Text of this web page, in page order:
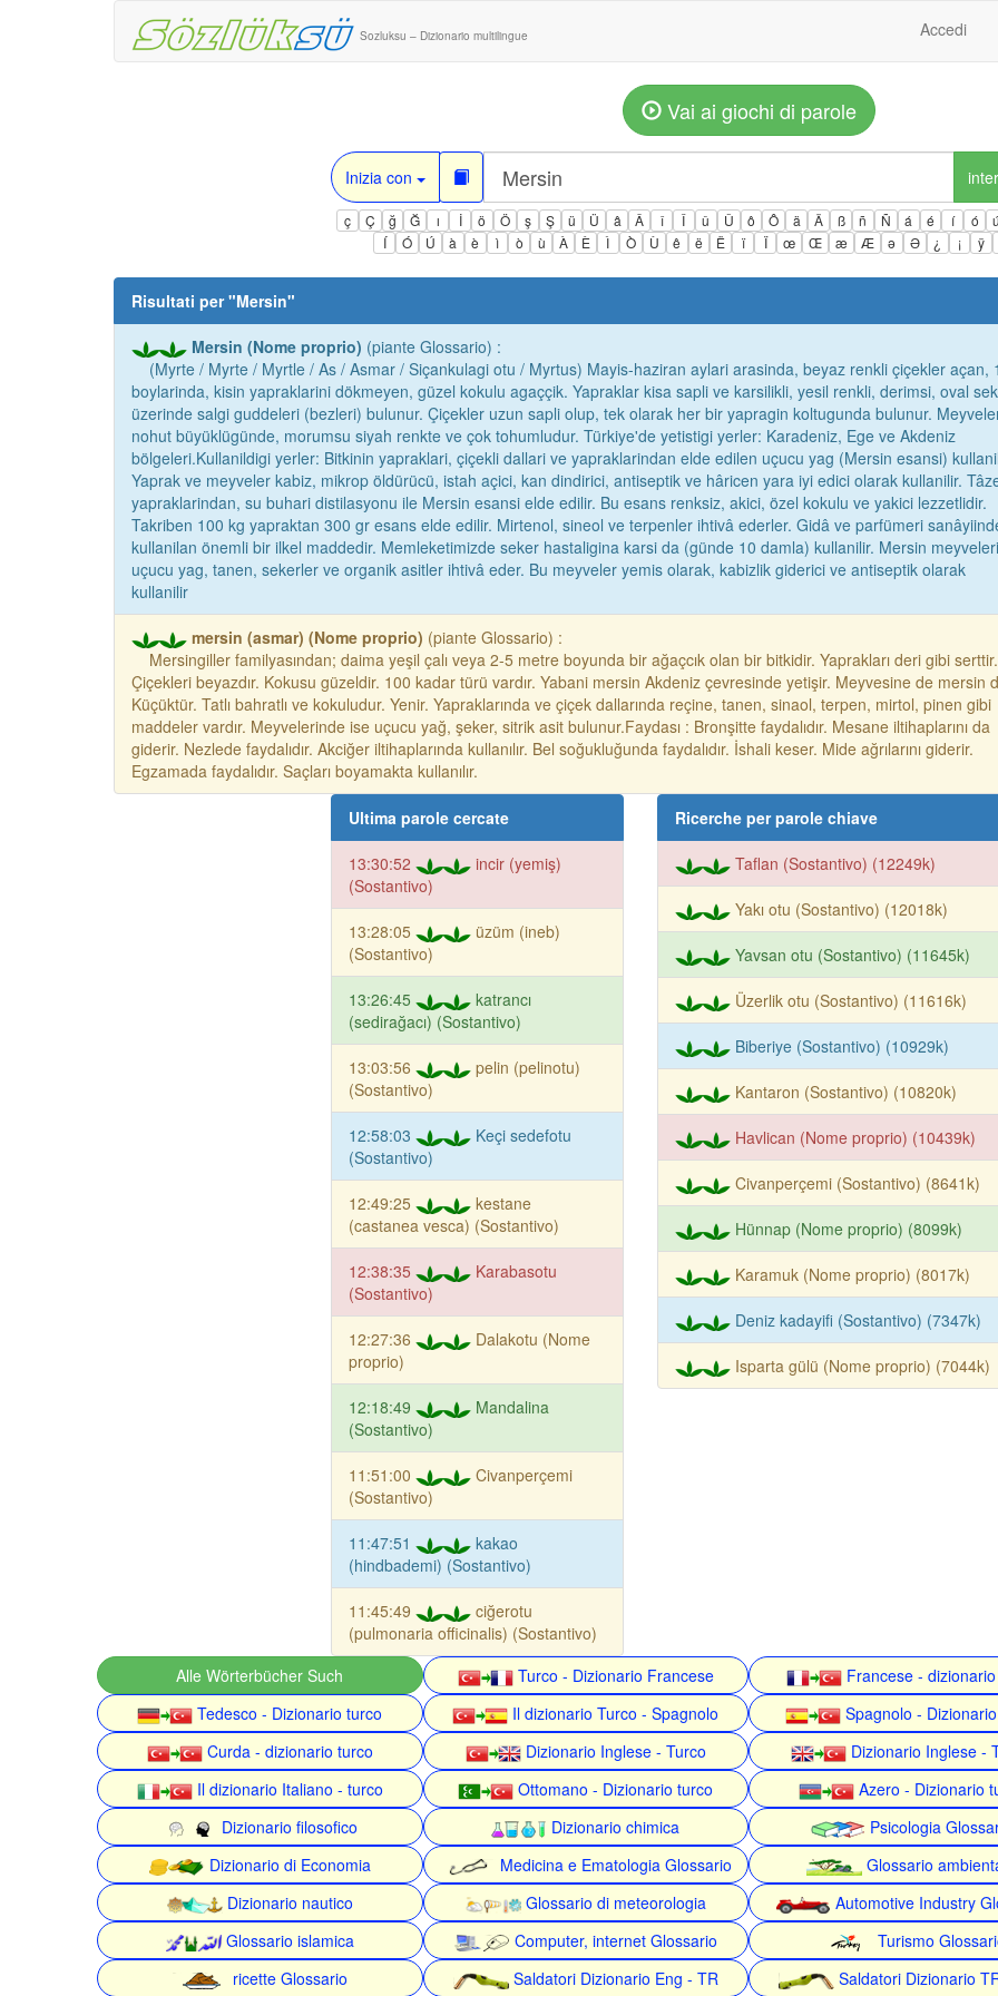
Sozluksu – Dizionario multilingue Accedi
Vai ai giochi di parole
Inizia con
ç Ç ğ Ğ ı İ ö Ö ş Ş ü Ü â Â î Î û Û ô Ô ä Ä ß ñ Ñ á é í ó ú
Í
Ó Ú à è ì ò ù À È Ì Ò Ù ê ë Ë ï Ï œ Œ æ Æ ə Ə ¿ ¡ ÿ
Risultati per "Mersin"
Mersin (Nome proprio) (piante Glossario) :
(Myrte / Myrte / Myrtle / As / Asmar / Siçankulagi otu / Myrtus) Mayis-haziran aylari arasinda, beyaz renkli çiçekler açan,
boylarinda, kisin yapraklarini dökmeyen, güzel kokulu agaççik. Yapraklar kisa sapli ve karsilikli, yesil renkli, derimsi, oval
üzerinde salgi guddeleri (bezleri) bulunur. Çiçekler uzun sapli olup, tek olarak her bir yapragin koltugunda bulunur.
nohut büyüklügünde, morumsu siyah renkte ve çok tohumludur. Türkiye'de yetistigi yerler: Karadeniz, Ege ve Akdeniz
bölgeleri.Kullanildigi yerler: Bitkinin yapraklari, çiçekli dallari ve yapraklarindan elde edilen uçucu yag (Mersin esansi)
Yaprak ve meyveler kabiz, mikrop öldürücü, istah açici, kan dindirici, antiseptik ve hâricen yara iyi edici olarak kullanilir.
yapraklarindan, su buhari distilasyonu ile Mersin esansi elde edilir. Bu esans renksiz, akici, özel kokulu ve yakici lezzetlidir.
Takriben 100 kg yapraktan 300 gr esans elde edilir. Mirtenol, sineol ve terpenler ihtivâ ederler. Gidâ ve parfümeri
kullanilan önemli bir ilkel maddedir. Memleketimizde seker hastaligina karsi da (günde 10 damla) kullanilir. Mersin meyveleri
uçucu yag, tanen, sekerler ve organik asitler ihtivâ eder. Bu meyveler yemis olarak, kabizlik giderici ve antiseptik olarak
kullanilir
mersin (asmar) (Nome proprio) (piante Glossario) :
Mersingiller familyasından; daima yeşil çalı veya 2-5 metre boyunda bir ağaçcık olan bir bitkidir. Yaprakları deri gibi serttir.
Çiçekleri beyazdır. Kokusu güzeldir. 100 kadar türü vardır. Yabani mersin Akdeniz çevresinde yetişir. Meyvesine de mersin
Küçüktür. Tatlı bahratlı ve kokuludur. Yenir. Yapraklarında ve çiçek dallarında reçine, tanen, sinaol, terpen, mirtol, pinen gibi
maddeler vardır. Meyvelerinde ise uçucu yağ, şeker, sitrik asit bulunur.Faydası : Bronşitte faydalıdır. Mesane iltihaplarını da
giderir. Nezlede faydalıdır. Akciğer iltihaplarında kullanılır. Bel soğukluğunda faydalıdır. İshali keser. Mide ağrılarını giderir.
Egzamada faydalıdır. Saçları boyamakta kullanılır.
Ultima parole cercate
13:30:52
incir (yemiş)
(Sostantivo)
13:28:05
üzüm (ineb)
(Sostantivo)
13:26:45
katrancı
(sedirağacı) (Sostantivo)
13:03:56
pelin (pelinotu)
(Sostantivo)
12:58:03
Keçi sedefotu
(Sostantivo)
12:49:25
kestane
(castanea vesca) (Sostantivo)
12:38:35
Karabasotu
(Sostantivo)
12:27:36
Dalakotu (Nome
proprio)
12:18:49
Mandalina
(Sostantivo)
11:51:00
Civanperçemi
(Sostantivo)
11:47:51
kakao
(hindbademi) (Sostantivo)
11:45:49
ciğerotu
(pulmonaria officinalis) (Sostantivo)
Ricerche per parole chiave
Taflan (Sostantivo) (12249k)
Yakı otu (Sostantivo) (12018k)
Yavsan otu (Sostantivo) (11645k)
Üzerlik otu (Sostantivo) (11616k)
Biberiye (Sostantivo) (10929k)
Kantaron (Sostantivo) (10820k)
Havlican (Nome proprio) (10439k)
Civanperçemi (Sostantivo) (8641k)
Hünnap (Nome proprio) (8099k)
Karamuk (Nome proprio) (8017k)
Deniz kadayifi (Sostantivo) (7347k)
Isparta gülü (Nome proprio) (7044k)
Alle Wörterbücher Such Turco - Dizionario Francese Francese -
Tedesco - Dizionario turco
Il dizionario Turco - Spagnolo Spagnolo -
Curda - dizionario turco
Dizionario Inglese - Turco Dizionario Inglese -
Il dizionario Italiano - turco
Ottomano - Dizionario turco Azero - Dizionario
Dizionario filosofico
Dizionario chimica Psicologia
Dizionario di Economia
Medicina e Ematologia Glossario Glossario
Dizionario nautico
Glossario di meteorologia Automotive Industry
Glossario islamica
Computer, internet Glossario Turismo
ricette Glossario
Saldatori Dizionario Eng - TR Saldatori Dizionario